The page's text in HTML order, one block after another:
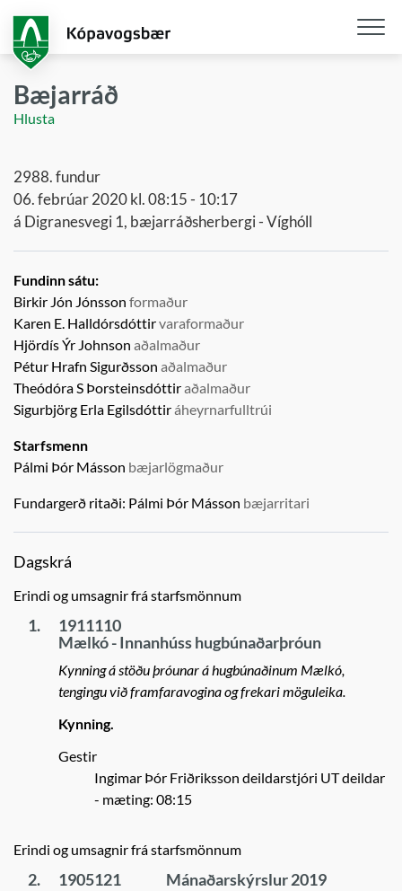
aðalefni
Bæjarráð
Hlusta
2988. fundur
06. febrúar 2020 kl. 08:15 - 10:17
á Digranesvegi 1, bæjarráðsherbergi - Víghóll
Fundinn sátu:
Birkir Jón Jónsson formaður
Karen E. Halldórsdóttirvaraformaður
Hjördís Ýr Johnson aðalmaður
Pétur Hrafn Sigurðsson aðalmaður
Theódóra S Þorsteinsdóttiraðalmaður
Sigurbjörg Erla Egilsdóttiráheyrnarfulltrúi
Starfsmenn
Pálmi Þór Másson bæjarlögmaður
Fundargerð ritaði: Pálmi Þór Másson bæjarritari
Dagskrá
Erindi og umsagnir frá starfsmönnum
1.
1911110
Mælkó - Innanhúss hugbúnaðarþróun
Kynning á stöðu þróunar á hugbúnaðinum Mælkó,
tengingu við framfaravogina og frekari möguleika.
Kynning.
Gestir
Ingimar Þór Friðriksson deildarstjóri UT deildar
- mæting: 08:15
Erindi og umsagnir frá starfsmönnum
2. 1905121 Mánaðarskýrslur 2019
Opna